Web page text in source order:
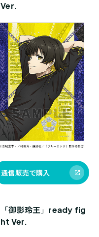
Ver.
通信販売で購入
「御影玲王」ready fig
ht Ver.